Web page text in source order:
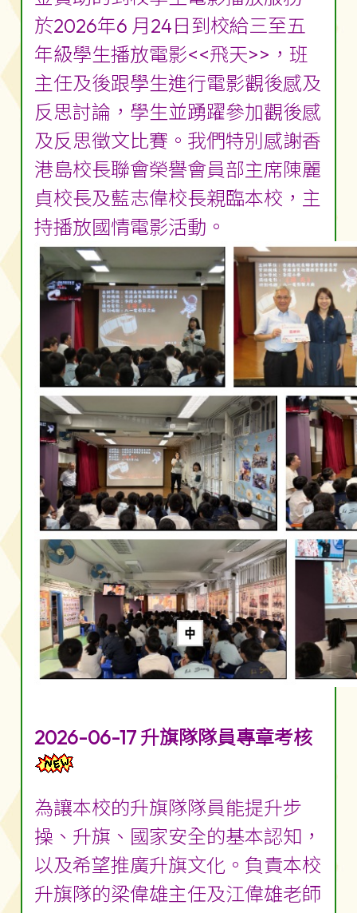
於2026年6 月24日到校給三至五
年級學生播放電影<<飛天>>，班
主任及後跟學生進行電影觀後感及
反思討論，學生並踴躍參加觀後感
及反思徵文比賽。我們特別感謝香
港島校長聯會榮譽會員部主席陳麗
貞校長及藍志偉校長親臨本校，主
持播放國情電影活動。
2026-06-17 升旗隊隊員專章考核
為讓本校的升旗隊隊員能提升步
操、升旗、國家安全的基本認知，
以及希望推廣升旗文化。負責本校
升旗隊的梁偉雄主任及江偉雄老師